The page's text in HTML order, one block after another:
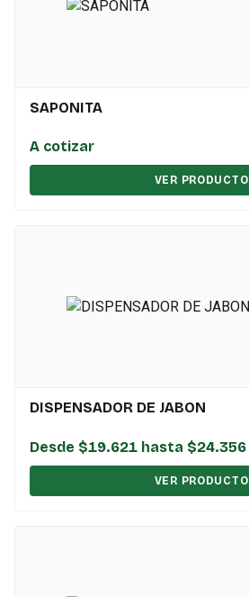
SAPONITA
A cotizar
VER PRODUCTO
DISPENSADOR DE JABON
Desde $19.621 hasta $24.356
VER PRODUCTO